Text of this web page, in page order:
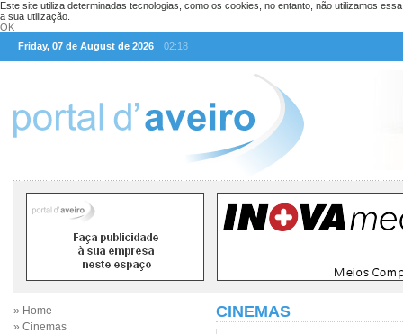
Este site utiliza determinadas tecnologias, como os cookies, no entanto, não utilizamos
a sua utilização.
OK
Friday, 07 de August de 2026
02:18
» Home
» Cinemas
CINEMAS